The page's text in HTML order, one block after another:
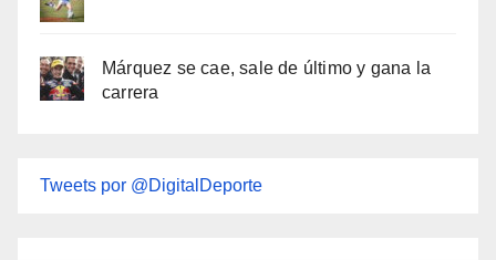
Márquez se cae, sale de último y gana la
carrera
Tweets por @DigitalDeporte